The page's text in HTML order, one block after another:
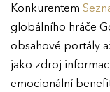
Konkurentem
globálního hráče
obsahové portály
jako zdroj
emocionální